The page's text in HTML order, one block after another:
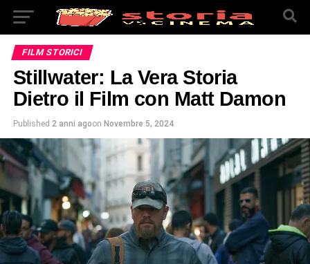
FILM STORICI
Stillwater: La Vera Storia
Dietro il Film con Matt Damon
Published 2 anni agoon Novembre 5, 2024